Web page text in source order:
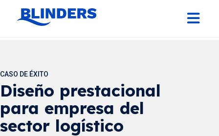
CASO DE ÉXITO
Diseño prestacional
para empresa del
sector logístico